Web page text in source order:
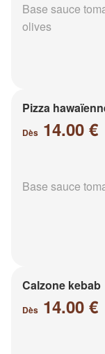
Base sauce
olives
Pizza
Dès 14.00 €
Base sauce
Calzone kebab
Dès 14.00 €